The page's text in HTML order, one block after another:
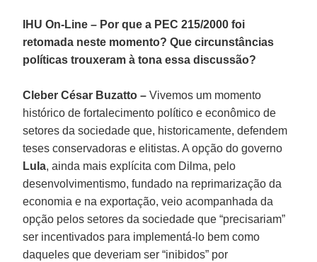
IHU On-Line – Por que a PEC 215/2000 foi
retomada neste momento? Que circunstâncias
políticas trouxeram à tona essa discussão?
Cleber César Buzatto – Vivemos um momento
histórico de fortalecimento político e econômico de
setores da sociedade que, historicamente, defendem
teses conservadoras e elitistas. A opção do governo
Lula, ainda mais explícita com Dilma, pelo
desenvolvimentismo, fundado na reprimarização da
economia e na exportação, veio acompanhada da
opção pelos setores da sociedade que “precisariam”
ser incentivados para implementá-lo bem como
daqueles que deveriam ser “inibidos” por